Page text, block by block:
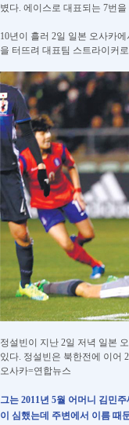
볐다. 에이스로 대표되는 7번
10년이 흘러 2일 일본 오사카
을 터뜨려 대표팀 스트라이커
정설빈이 지난 2일 저녁 일본
있다. 정설빈은 북한전에 이어
오사카=연합뉴스
그는 2011년 5월 어머니 김민
이 심했는데 주변에서 이름 때